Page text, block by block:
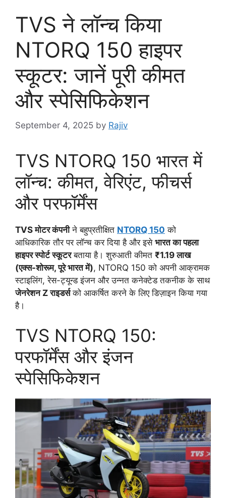
TVS ने लॉन्च किया
NTORQ 150 हाइपर
स्कूटर: जानें पूरी कीमत
और स्पेसिफिकेशन
September 4, 2025 by Rajiv
TVS NTORQ 150 भारत में
लॉन्च: कीमत, वेरिएंट, फीचर्स
और परफॉर्मेंस
TVS मोटर कंपनीने बहुप्रतीक्षित NTORQ 150 को
आधिकारिक तौर पर लॉन्च कर दिया है और इसे भारत का पहला
हाइपर स्पोर्ट स्कूटरबताया है। शुरुआती कीमत ₹1.19 लाख
(एक्स-शोरूम, पूरे भारत में), NTORQ 150 को अपनी आक्रामक
स्टाइलिंग, रेस-ट्यून्ड इंजन और उन्नत कनेक्टेड तकनीक के साथ
जेनरेशन Z राइडर्सको आकर्षित करने के लिए डिज़ाइन किया गया
है।
TVS NTORQ 150:
परफॉर्मेंस और इंजन
स्पेसिफिकेशन